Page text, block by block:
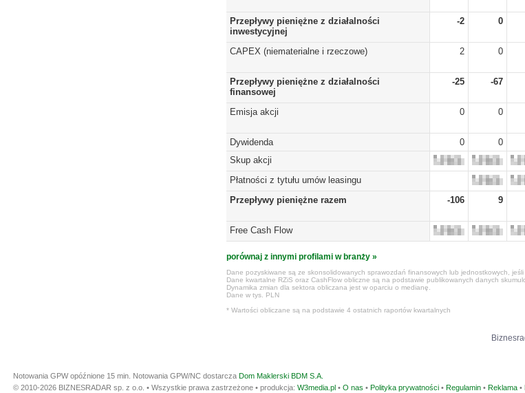
Przepływy pieniężne z działalności
inwestycyjnej
-2 0
CAPEX (niematerialne i rzeczowe) 2 0
Przepływy pieniężne z działalności
finansowej
-25 -67
Emisja akcji 0 0
Dywidenda 0 0
Skup akcji
Płatności z tytułu umów leasingu
Przepływy pieniężne razem
-106 9
Free Cash Flow
porównaj z innymi profilami w branży »
Dane pozyskiwane są ze skonsolidowanych sprawozdań finansowych lub jednostkowych, jeśli
Dane kwartalne RZiS oraz CashFlow obliczne są na podstawie publikowanych danych
Dynamika zmian dla sektora obliczana jest w oparciu o medianę.
Dane w tys. PLN
* Wartości obliczane są na podstawie 4 ostatnich raportów kwartalnych
Notowania GPW opóźnione 15 min. Notowania GPW/NC dostarcza Dom Maklerski BDM S.A.
© 2010-2026 BIZNESRADAR sp. z o.o. • Wszystkie prawa zastrzeżone • produkcja: W3media.pl • O nas • Polityka prywatności • Regulamin • Reklama •